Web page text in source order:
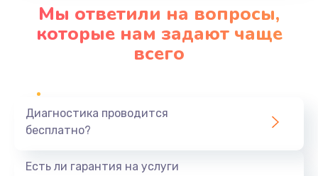
Мы ответили на вопросы,
которые нам задают чаще
всего
Диагностика проводится
бесплатно?
Есть ли гарантия на услуги